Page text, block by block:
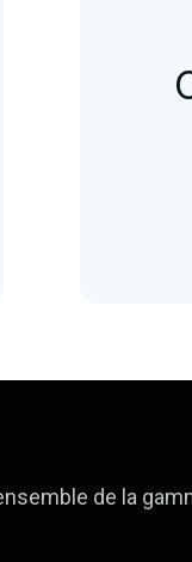
de la